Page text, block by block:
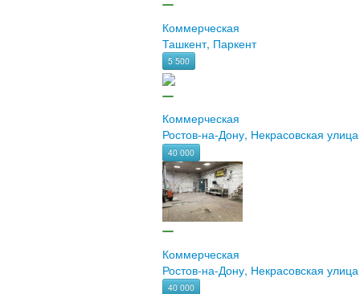
Коммерческая
Ташкент, Паркент
5 500
Коммерческая
Ростов-на-Дону, Некрасовская улица
40 000
Коммерческая
Ростов-на-Дону, Некрасовская улица
40 000